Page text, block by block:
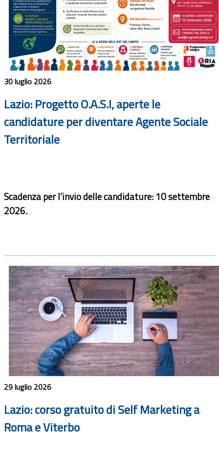
30 luglio 2026
Lazio: Progetto O.A.S.I, aperte le
candidature per diventare Agente Sociale
Territoriale
Scadenza per l’invio delle candidature: 10 settembre
2026.
29 luglio 2026
Lazio: corso gratuito di Self Marketing a
Roma e Viterbo